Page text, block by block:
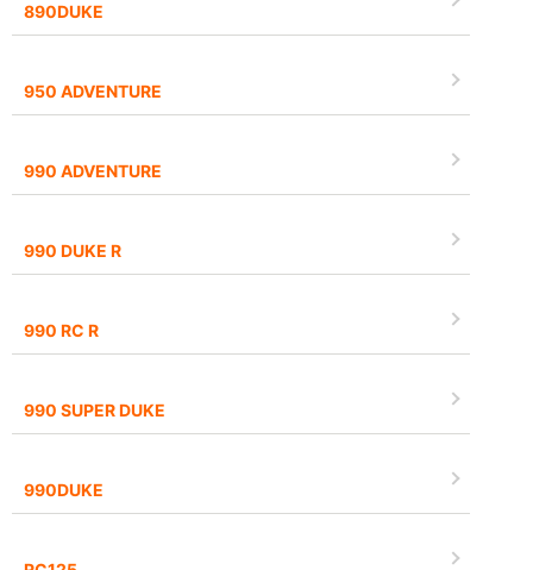
890DUKE
950 ADVENTURE
990 ADVENTURE
990 DUKE R
990 RC R
990 SUPER DUKE
990DUKE